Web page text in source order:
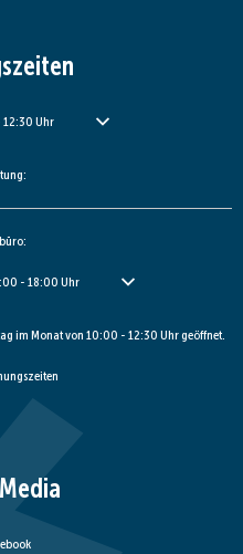
oder Schließzeiten auszublenden
12:30 Uhr Von 09:00 bis 12:30 Uhr
oder Schließzeiten auszublenden
- 18:00 Uhr Von 09:00 bis 18:00 Uhr
im Monat von 10:00 - 12:30 Uhr geöffnet.